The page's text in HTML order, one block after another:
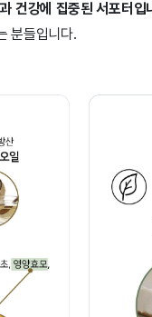
건강에 집중된 서포터입
분들입니다.